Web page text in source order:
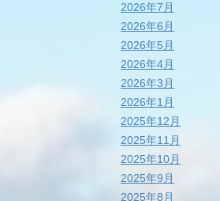
2026年7月
2026年6月
2026年5月
2026年4月
2026年3月
2026年1月
2025年12月
2025年11月
2025年10月
2025年9月
2025年8月